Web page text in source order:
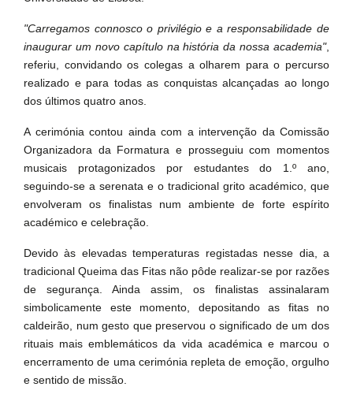
"Carregamos connosco o privilégio e a responsabilidade de
inaugurar um novo capítulo na história da nossa academia",
referiu, convidando os colegas a olharem para o percurso
realizado e para todas as conquistas alcançadas ao longo
dos últimos quatro anos.
A cerimónia contou ainda com a intervenção da Comissão
Organizadora da Formatura e prosseguiu com momentos
musicais protagonizados por estudantes do 1.º ano,
seguindo-se a serenata e o tradicional grito académico, que
envolveram os finalistas num ambiente de forte espírito
académico e celebração.
Devido às elevadas temperaturas registadas nesse dia, a
tradicional Queima das Fitas não pôde realizar-se por razões
de segurança. Ainda assim, os finalistas assinalaram
simbolicamente este momento, depositando as fitas no
caldeirão, num gesto que preservou o significado de um dos
rituais mais emblemáticos da vida académica e marcou o
encerramento de uma cerimónia repleta de emoção, orgulho
e sentido de missão.